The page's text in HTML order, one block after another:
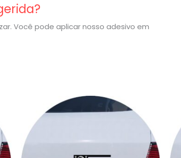
Você pode aplicar nosso adesivo em